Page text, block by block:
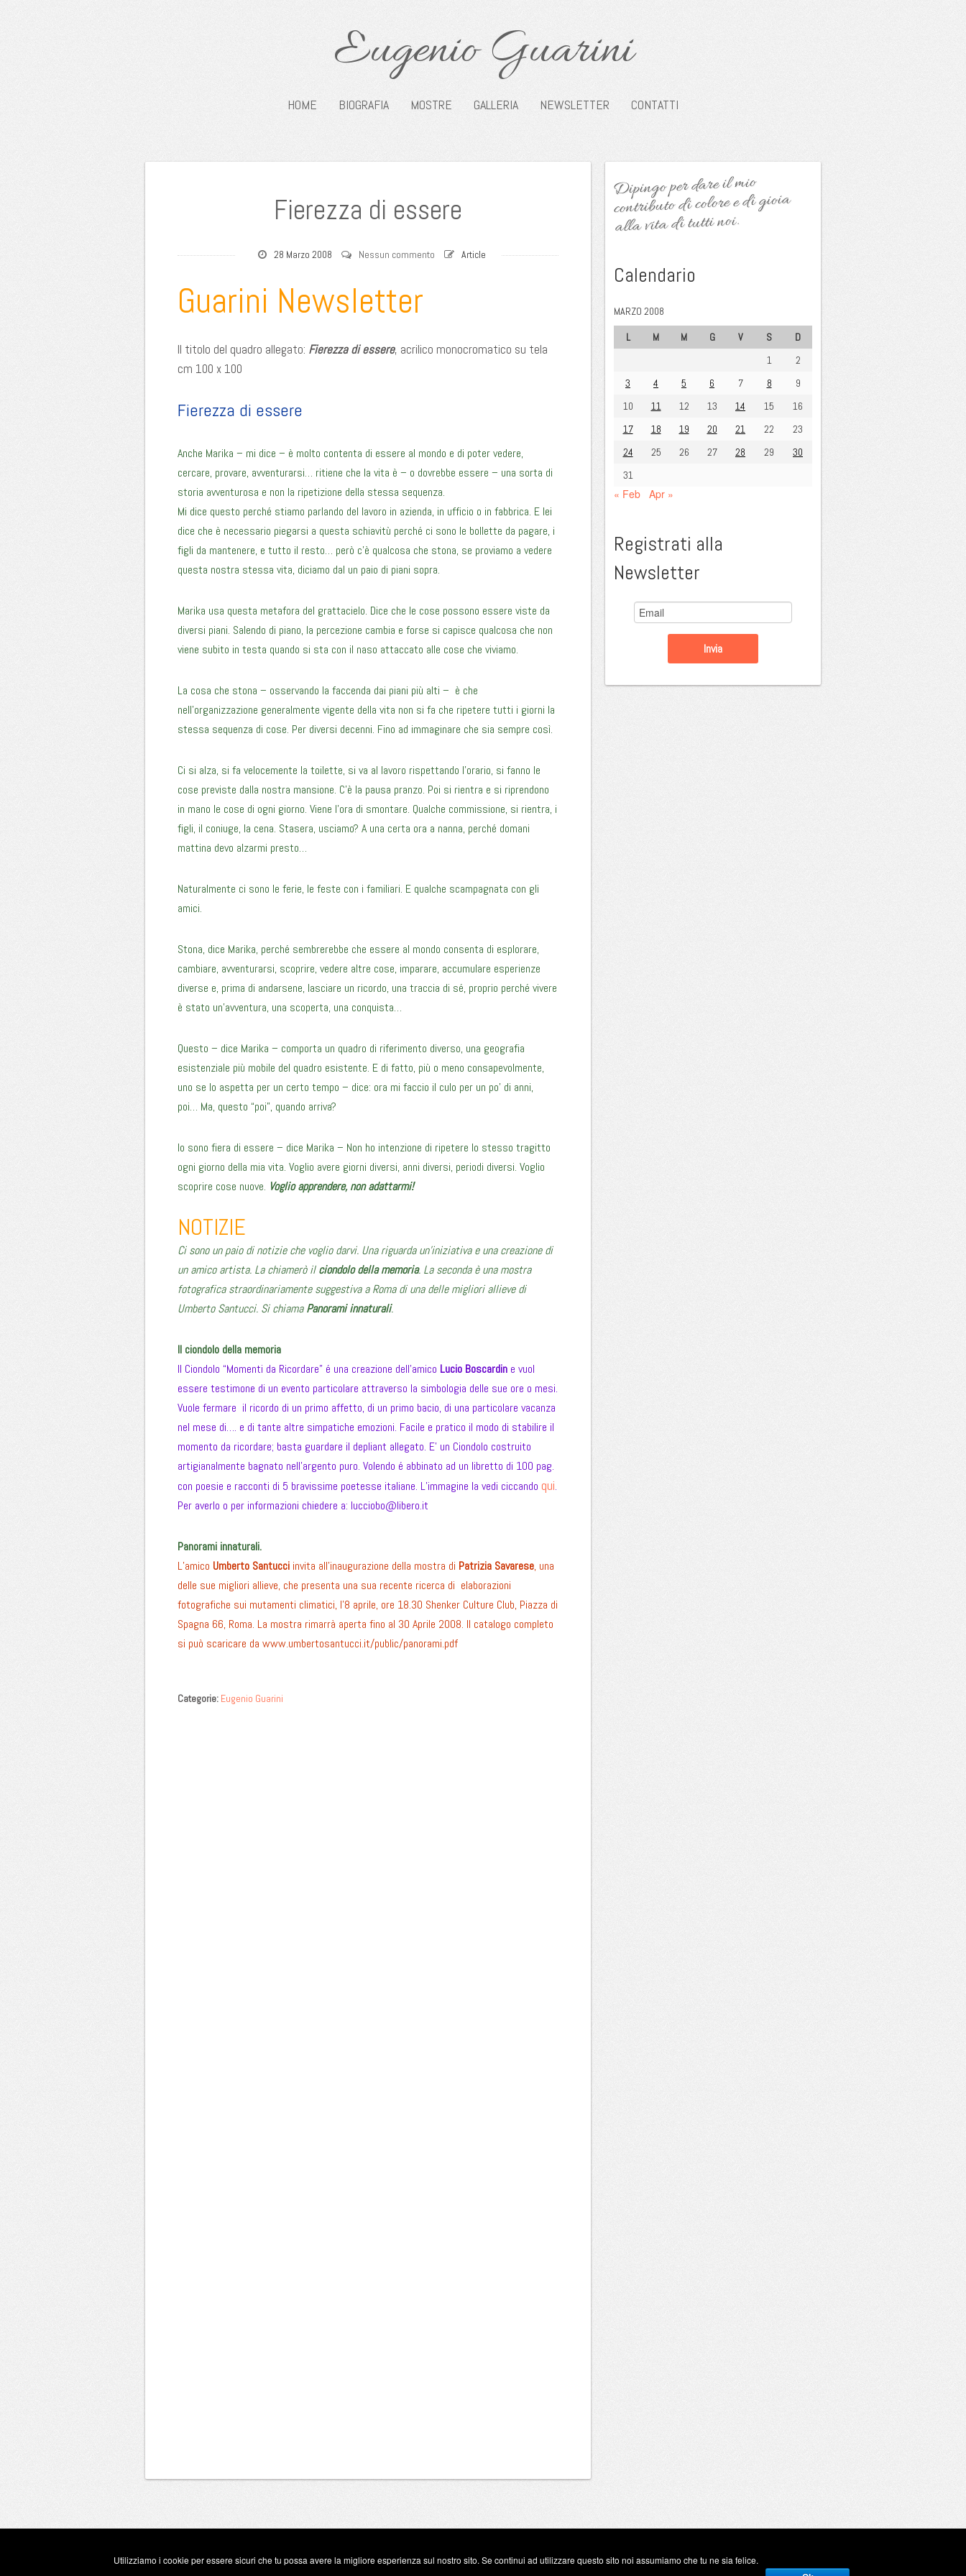
Eugenio Guarini
HOME BIOGRAFIA MOSTRE GALLERIA NEWSLETTER CONTATTI
Fierezza di essere
28 Marzo 2008 Nessun commento Article
Guarini Newsletter
Il titolo del quadro allegato: Fierezza di essere, acrilico monocromatico su tela
cm 100 x 100
Fierezza di essere
Anche Marika – mi dice – è molto contenta di essere al mondo e di poter vedere,
cercare, provare, avventurarsi… ritiene che la vita è – o dovrebbe essere – una sorta di
storia avventurosa e non la ripetizione della stessa sequenza.
Mi dice questo perché stiamo parlando del lavoro in azienda, in ufficio o in fabbrica. E lei
dice che è necessario piegarsi a questa schiavitù perché ci sono le bollette da pagare, i
figli da mantenere, e tutto il resto… però c’è qualcosa che stona, se proviamo a vedere
questa nostra stessa vita, diciamo dal un paio di piani sopra.
Marika usa questa metafora del grattacielo. Dice che le cose possono essere viste da
diversi piani. Salendo di piano, la percezione cambia e forse si capisce qualcosa che non
viene subito in testa quando si sta con il naso attaccato alle cose che viviamo.
La cosa che stona – osservando la faccenda dai piani più alti – è che
nell’organizzazione generalmente vigente della vita non si fa che ripetere tutti i giorni la
stessa sequenza di cose. Per diversi decenni. Fino ad immaginare che sia sempre così.
Ci si alza, si fa velocemente la toilette, si va al lavoro rispettando l’orario, si fanno le
cose previste dalla nostra mansione. C’è la pausa pranzo. Poi si rientra e si riprendono
in mano le cose di ogni giorno. Viene l’ora di smontare. Qualche commissione, si rientra, i
figli, il coniuge, la cena. Stasera, usciamo? A una certa ora a nanna, perché domani
mattina devo alzarmi presto…
Naturalmente ci sono le ferie, le feste con i familiari. E qualche scampagnata con gli
amici.
Stona, dice Marika, perché sembrerebbe che essere al mondo consenta di esplorare,
cambiare, avventurarsi, scoprire, vedere altre cose, imparare, accumulare esperienze
diverse e, prima di andarsene, lasciare un ricordo, una traccia di sé, proprio perché vivere
è stato un’avventura, una scoperta, una conquista…
Questo – dice Marika – comporta un quadro di riferimento diverso, una geografia
esistenziale più mobile del quadro esistente. E di fatto, più o meno consapevolmente,
uno se lo aspetta per un certo tempo – dice: ora mi faccio il culo per un po’ di anni,
poi… Ma, questo “poi”, quando arriva?
Io sono fiera di essere – dice Marika – Non ho intenzione di ripetere lo stesso tragitto
ogni giorno della mia vita. Voglio avere giorni diversi, anni diversi, periodi diversi. Voglio
scoprire cose nuove. Voglio apprendere, non adattarmi!
NOTIZIE
Ci sono un paio di notizie che voglio darvi. Una riguarda un’iniziativa e una creazione di
un amico artista. La chiamerò il ciondolo della memoria. La seconda è una mostra
fotografica straordinariamente suggestiva a Roma di una delle migliori allieve di
Umberto Santucci. Si chiamaPanorami innaturali.
Il ciondolo della memoria
Il Ciondolo “Momenti da Ricordare” é una creazione dell’amico Lucio Boscardin e vuol
essere testimone di un evento particolare attraverso la simbologia delle sue ore o mesi.
Vuole fermare il ricordo di un primo affetto, di un primo bacio, di una particolare vacanza
nel mese di…. e di tante altre simpatiche emozioni. Facile e pratico il modo di stabilire il
momento da ricordare; basta guardare il depliant allegato. E’ un Ciondolo costruito
artigianalmente bagnato nell’argento puro. Volendo é abbinato ad un libretto di 100 pag.
con poesie e racconti di 5 bravissime poetesse italiane. L’immagine la vedi ciccando qui.
Per averlo o per informazioni chiedere a: lucciobo@libero.it
Panorami innaturali.
L’amico Umberto Santucci invita all’inaugurazione della mostra di Patrizia Savarese, una
delle sue migliori allieve, che presenta una sua recente ricerca di elaborazioni
fotografiche sui mutamenti climatici, l’8 aprile, ore 18.30 Shenker Culture Club, Piazza di
Spagna 66, Roma. La mostra rimarrà aperta fino al 30 Aprile 2008. Il catalogo completo
si può scaricare da www.umbertosantucci.it/public/panorami.pdf
Categorie: Eugenio Guarini
Dipingo per dare il mio
contributo di colore e di gioia
alla vita di tutti noi.
Calendario
MARZO 2008
L
M M G V S
D
1
2
3
4 5 6 7 8
9
10
11 12 13 14 15
16
17
18 19 20 21 22
23
24
25 26 27 28 29
30
31
« Feb Apr »
Registrati alla
Newsletter
Utilizziamo i cookie per essere sicuri che tu possa avere la migliore esperienza sul nostro sito. Se continui ad utilizzare questo sito noi assumiamo che tu ne sia felice.